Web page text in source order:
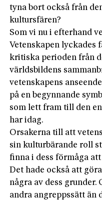
tyna bort också från
kultursfären?
Som vi nu i efterhand
Vetenskapen lyckades
kritiska perioden från
världsbildens
vetenskapens
på en begynnande
som lett fram till den
har idag.
Orsakerna till att
sin kulturbärande roll
finna i dess förmåga
Det hade också att
några av dess grunder.
andra angreppssätt än